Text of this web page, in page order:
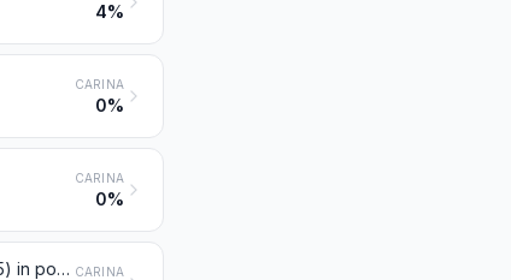
4%
CARINA
0%
CARINA
0%
Žičniki, žeblji, risalni žebljički, posamične sponke (razen iz tarifne številke 8305) in podobni izdelki iz bakra ali železa ali iz jekla z bakreno glavo; vijaki, sorniki, zatiči, matice, vijaki s kavljem, kovice, klini, razcepke, podložke (vključno vzmetne podložke) in podobni izdelki, iz bakra CARINA